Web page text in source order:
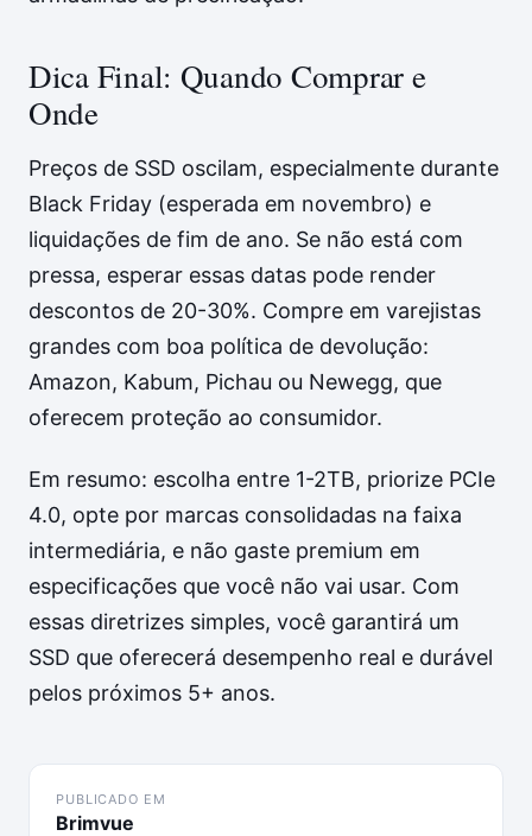
Dica Final: Quando Comprar e
Onde
Preços de SSD oscilam, especialmente durante
Black Friday (esperada em novembro) e
liquidações de fim de ano. Se não está com
pressa, esperar essas datas pode render
descontos de 20-30%. Compre em varejistas
grandes com boa política de devolução:
Amazon, Kabum, Pichau ou Newegg, que
oferecem proteção ao consumidor.
Em resumo: escolha entre 1-2TB, priorize PCIe
4.0, opte por marcas consolidadas na faixa
intermediária, e não gaste premium em
especificações que você não vai usar. Com
essas diretrizes simples, você garantirá um
SSD que oferecerá desempenho real e durável
pelos próximos 5+ anos.
PUBLICADO EM
Brimvue